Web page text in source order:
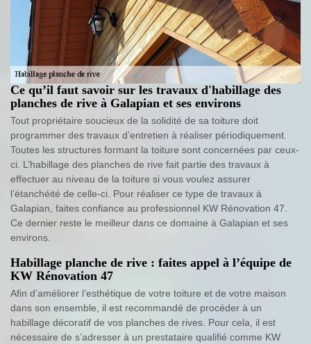
Ce qu’il faut savoir sur les travaux d'habillage des
planches de rive à Galapian et ses environs
Tout propriétaire soucieux de la solidité de sa toiture doit
programmer des travaux d’entretien à réaliser périodiquement.
Toutes les structures formant la toiture sont concernées par ceux-
ci. L’habillage des planches de rive fait partie des travaux à
effectuer au niveau de la toiture si vous voulez assurer
l’étanchéité de celle-ci. Pour réaliser ce type de travaux à
Galapian, faites confiance au professionnel KW Rénovation 47.
Ce dernier reste le meilleur dans ce domaine à Galapian et ses
environs.
Habillage planche de rive : faites appel à l’équipe de
KW Rénovation 47
Afin d’améliorer l’esthétique de votre toiture et de votre maison
dans son ensemble, il est recommandé de procéder à un
habillage décoratif de vos planches de rives. Pour cela, il est
nécessaire de s’adresser à un prestataire qualifié comme KW